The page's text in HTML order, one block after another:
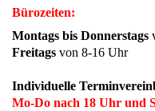
Bürozeiten:
Montags bis Donnerstags
Freitags von 8-16 Uhr
Individuelle
Mo-Do nach 18 Uhr und